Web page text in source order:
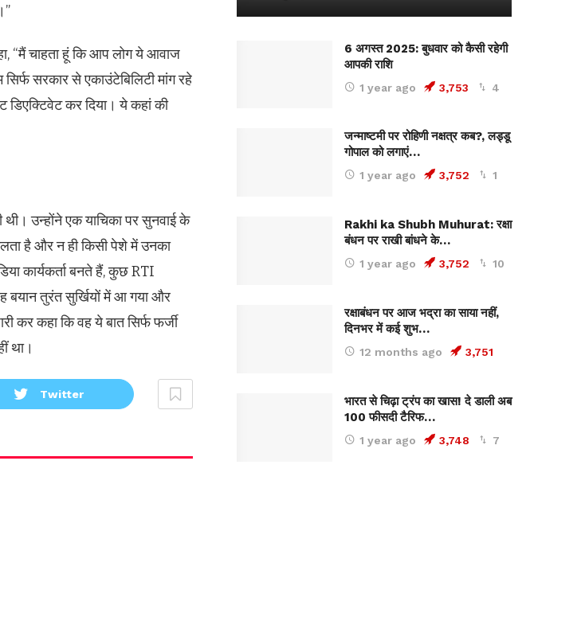
“मैं चाहता हूं कि आप लोग ये आवाज
सरकार से एकाउंटेबिलिटी मांग रहे
कर दिया। ये कहां की
उन्होंने एक याचिका पर सुनवाई के
है और न ही किसी पेशे में उनका
कार्यकर्ता बनते हैं, कुछ RTI
बयान तुरंत सुर्खियों में आ गया और
कर कहा कि वह ये बात सिर्फ फर्जी
था।
Twitter
6 अगस्त 2025: बुधवार को कैसी रहेगी
आपकी राशि
1 year ago 3,753 4
जन्माष्टमी पर रोहिणी नक्षत्र कब?, लड्डू
गोपाल को लगाएं…
1 year ago 3,752 1
Rakhi ka Shubh Muhurat: रक्षा
बंधन पर राखी बांधने के…
1 year ago 3,752 10
रक्षाबंधन पर आज भद्रा का साया नहीं,
दिनभर में कई शुभ…
12 months ago 3,751
भारत से चिढ़ा ट्रंप का खास! दे डाली अब
100 फीसदी टैरिफ…
1 year ago 3,748 7